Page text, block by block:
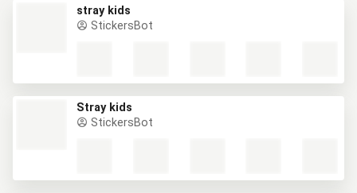
stray kids
StickersBot
Stray kids
StickersBot